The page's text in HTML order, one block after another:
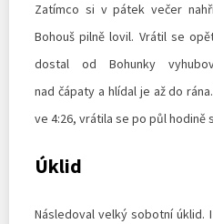
Zatímco si v pátek večer
Bohouš pilně lovil. Vrátil se
dostal od Bohunky
nad čápaty a hlídal je až do
ve 4:26, vrátila se po půl hodině
Úklid
Následoval velký sobotní úklid.